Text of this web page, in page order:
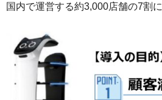
国内で運営する約3,000店舗の7割